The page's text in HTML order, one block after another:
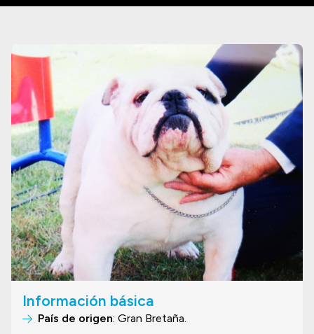
Información básica
País de origen: Gran Bretaña.